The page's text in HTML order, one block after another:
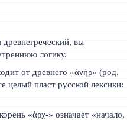
вы
логику.
от древнего «ἀνήρ» (род.
целый пласт русской лексики:
«ἀρχ-» означает «начало,